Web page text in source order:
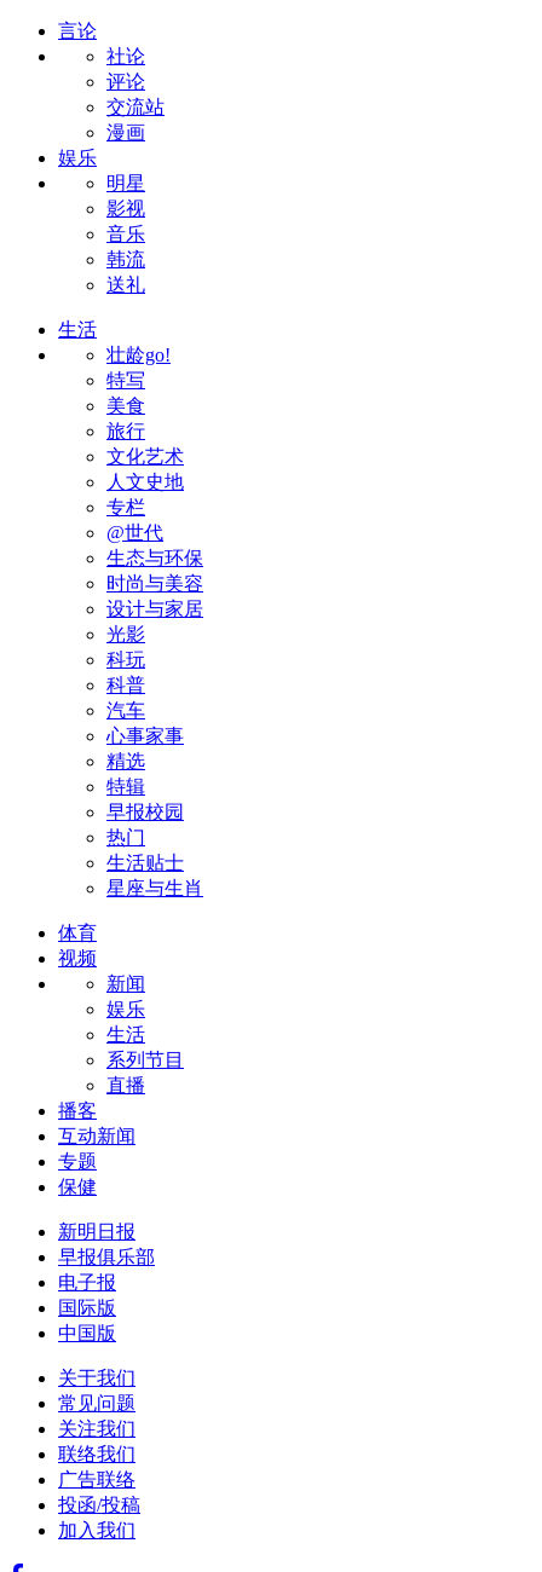
言论
社论
评论
交流站
漫画
娱乐
明星
影视
音乐
韩流
送礼
生活
壮龄go!
特写
美食
旅行
文化艺术
人文史地
专栏
@世代
生态与环保
时尚与美容
设计与家居
光影
科玩
科普
汽车
心事家事
精选
特辑
早报校园
热门
生活贴士
星座与生肖
体育
视频
新闻
娱乐
生活
系列节目
直播
播客
互动新闻
专题
保健
新明日报
早报俱乐部
电子报
国际版
中国版
关于我们
常见问题
关注我们
联络我们
广告联络
投函/投稿
加入我们